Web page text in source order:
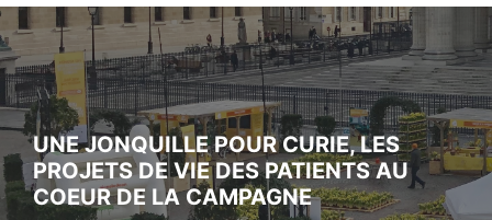
UNE JONQUILLE POUR CURIE, LES
PROJETS DE VIE DES PATIENTS AU
COEUR DE LA CAMPAGNE